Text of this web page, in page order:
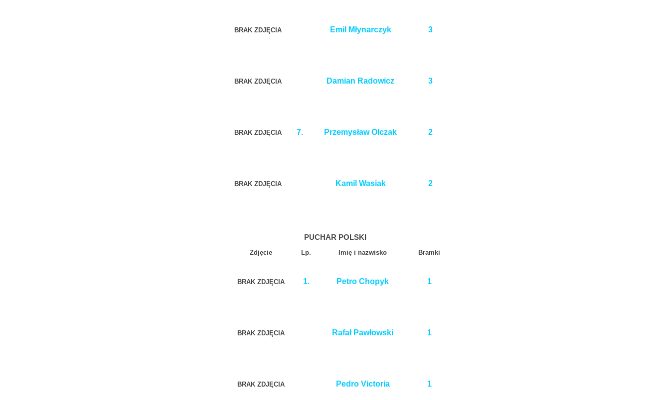
BRAK ZDJĘCIA Emil Młynarczyk 3
BRAK ZDJĘCIA Damian Radowicz 3
BRAK ZDJĘCIA 7. Przemysław Olczak 2
BRAK ZDJĘCIA Kamil Wasiak 2
PUCHAR POLSKI
Zdjęcie Lp. Imię i nazwisko Bramki
BRAK ZDJĘCIA 1. Petro Chopyk 1
BRAK ZDJĘCIA Rafał Pawłowski 1
BRAK ZDJĘCIA Pedro Victoria 1